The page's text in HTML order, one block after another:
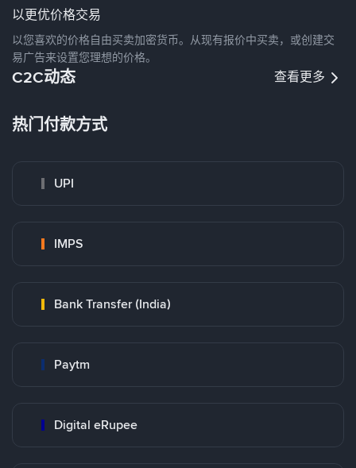
以更优价格交易
以您喜欢的价格自由买卖加密货币。从现有报价中买卖，或创建交
易广告来设置您理想的价格。
C2C动态 查看更多
热门付款方式
UPI
IMPS
Bank Transfer (India)
Paytm
Digital eRupee